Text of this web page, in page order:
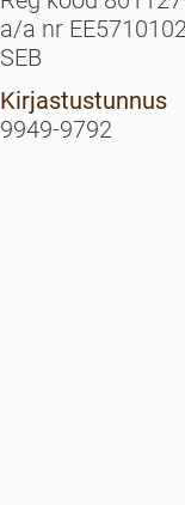
a/a nr
SEB
Kirjastustunnus
9949-9792